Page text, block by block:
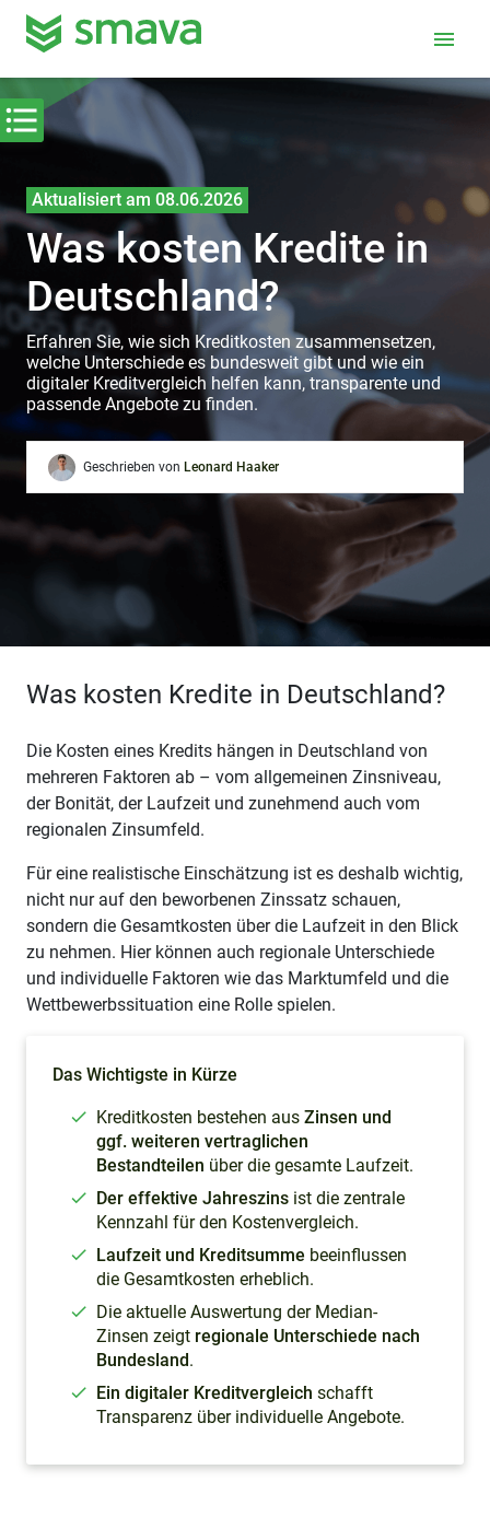
menu
Aktualisiert am 08.06.2026
Was kosten Kredite in
Deutschland?
Erfahren Sie, wie sich Kreditkosten zusammensetzen,
welche Unterschiede es bundesweit gibt und wie ein
digitaler Kreditvergleich helfen kann, transparente und
passende Angebote zu finden.
Geschrieben von Leonard Haaker
Was kosten Kredite in Deutschland?
Die Kosten eines Kredits hängen in Deutschland von
mehreren Faktoren ab – vom allgemeinen Zinsniveau,
der Bonität, der Laufzeit und zunehmend auch vom
regionalen Zinsumfeld.
Für eine realistische Einschätzung ist es deshalb wichtig,
nicht nur auf den beworbenen Zinssatz schauen,
sondern die Gesamtkosten über die Laufzeit in den Blick
zu nehmen. Hier können auch regionale Unterschiede
und individuelle Faktoren wie das Marktumfeld und die
Wettbewerbssituation eine Rolle spielen.
Das Wichtigste in Kürze
Kreditkosten bestehen aus Zinsen und
ggf. weiteren vertraglichen
Bestandteilen über die gesamte Laufzeit.
Der effektive Jahreszins ist die zentrale
Kennzahl für den Kostenvergleich.
Laufzeit und Kreditsumme beeinflussen
die Gesamtkosten erheblich.
Die aktuelle Auswertung der Median-
Zinsen zeigt regionale Unterschiede nach
Bundesland.
Ein digitaler Kreditvergleich schafft
Transparenz über individuelle Angebote.